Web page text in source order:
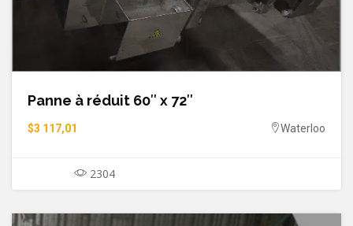
Panne à réduit 60″ x 72″
$3 117,01 Waterloo
2304